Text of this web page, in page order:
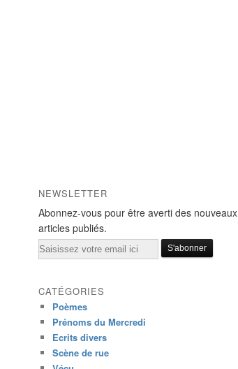
NEWSLETTER
Abonnez-vous pour être averti des nouveaux
articles publiés.
Email
CATÉGORIES
Poèmes
Prénoms du Mercredi
Ecrits divers
Scène de rue